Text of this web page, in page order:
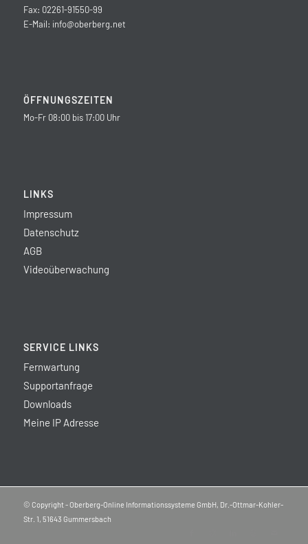
Fax: 02261-91550-99
E-Mail: info@oberberg.net
ÖFFNUNGSZEITEN
Mo-Fr 08:00 bis 17:00 Uhr
LINKS
Impressum
Datenschutz
AGB
Videoüberwachung
SERVICE LINKS
Fernwartung
Supportanfrage
Downloads
Meine IP Adresse
© Copyright - Oberberg-Online Informationssysteme GmbH, Dr.-Ottmar-Kohler-
Str. 1, 51643 Gummersbach